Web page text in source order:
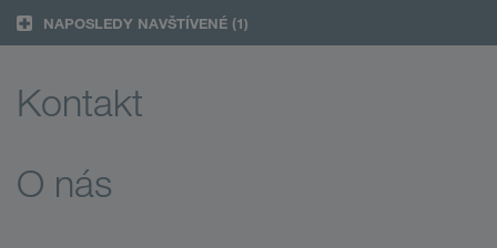
NAPOSLEDY NAVŠTÍVENÉ (1)
Kontakt
O nás